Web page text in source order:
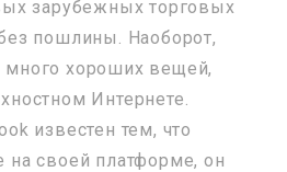
зарубежных торговых
пошлины. Наоборот,
хороших вещей,
Интернете.
известен тем, что
на своей платформе, он